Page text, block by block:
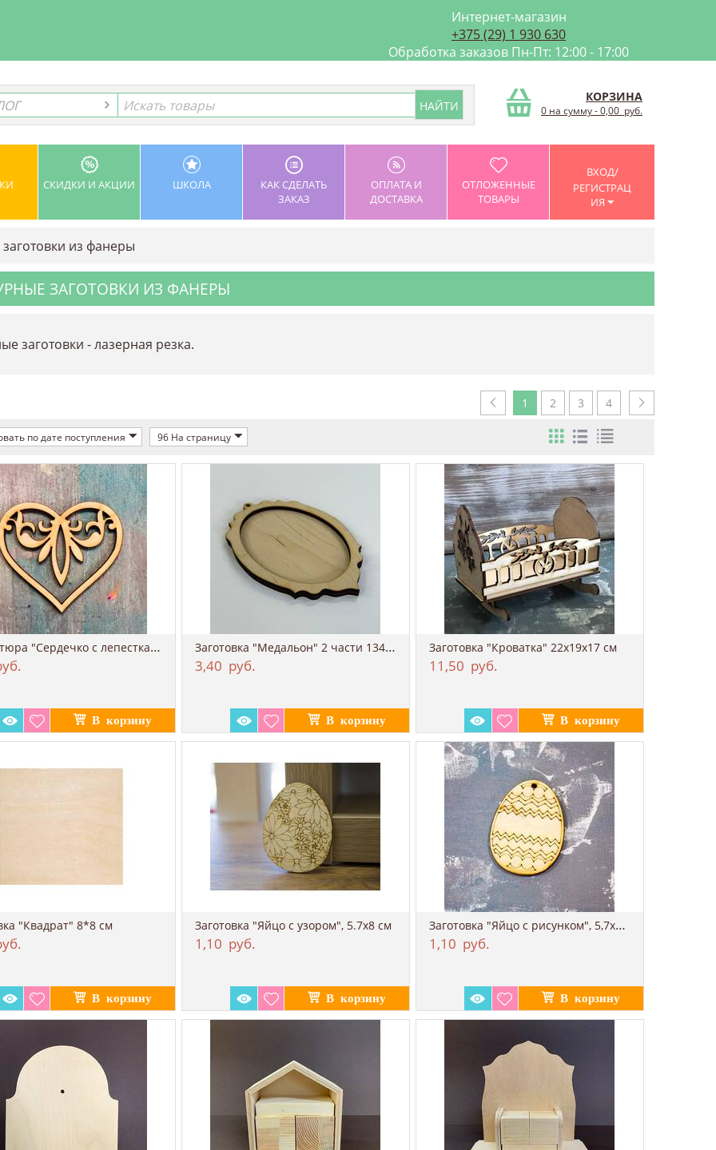
Интернет-магазин
+375 (29) 1 930 630
Обработка заказов Пн-Пт: 12:00 - 17:00
КОРЗИНА
0 на сумму-0,00 руб.
СКИДКИ И АКЦИИ ШКОЛА
КАК СДЕЛАТЬ
ЗАКАЗ
ОПЛАТА И
ДОСТАВКА
ОТЛОЖЕННЫЕ
ТОВАРЫ
ВХОД/
РЕГИСТРАЦ
ИЯ
из фанеры
ЗАГОТОВКИ ИЗ ФАНЕРЫ
заготовки - лазерная резка.
1 2 3 4
по дате поступления 96 На страницу
Миниатюра "Сердечко с лепестками" Заготовка "Медальон" 2 части 134*94 мм
3,40 руб.
Заготовка "Кроватка" 22х19х17 см
11,50 руб.
"Квадрат" 8*8 см Заготовка "Яйцо с узором", 5.7х8 см
1,10 руб.
Заготовка "Яйцо с рисунком", 5,7х8 см
1,10 руб.